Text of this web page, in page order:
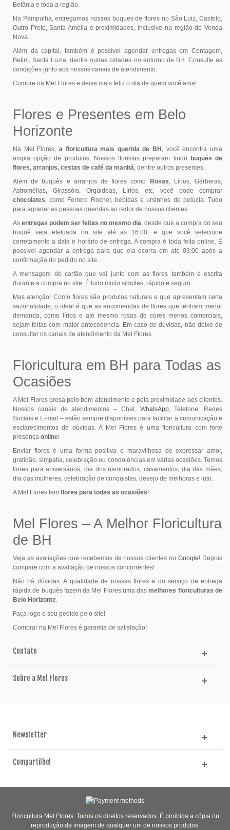
Betânia e toda a região.
Na Pampulha, entregamos nossos buques de flores no São Luiz, Castelo,
Outro Preto, Santa Amélia e proximidades, inclusive na região de Venda
Nova.
Além da capital, também é possível agendar entregas em Contagem,
Betim, Santa Luzia, dentre outras cidades no entorno de BH. Consulte as
condições junto aos nossos canais de atendimento.
Compre na Mel Flores e deixe mais feliz o dia de quem você ama!
Flores e Presentes em Belo
Horizonte
Na Mel Flores, a floricultura mais querida de BH , você encontra uma
ampla opção de produtos. Nossos floristas preparam lindo buquês de
flores, arranjos, cestas de café da manhã , dentre outros presentes.
Além de buquês e arranjos de flores como Rosas , Lírios, Gérberas,
Astromélias, Girassóis, Orqúideas, Lírios, etc, você pode comprar
chocolates , como Ferrero Rocher, bebidas e ursinhos de pelúcia. Tudo
para agradar as pessoas queridas ao redor de nossos clientes.
As entregas podem ser feitas no mesmo dia , desde que a compra do seu
buquê seja efetuada no site até as 16:00, e que você selecione
corretamente a data e horário de entrega. A compra é toda feita online. É
possível agendar a entrega para que ela ocorra em até 03:00 após a
confirmação do pedido no site.
A mensagem do cartão que vai junto com as flores também é escrita
durante a compra no site. É tudo muito simples, rápido e seguro.
Mas atenção! Como flores são produtos naturais e que apresentam certa
sazonalidade, o ideal é que as encomendas de flores que tenham menor
demanda, como lírios e até mesmo rosas de cores menos comerciais,
sejam feitas com maior antecedência. Em caso de dúvidas, não deixe de
consultar os canais de atendimento da Mel Flores.
Floricultura em BH para Todas as
Ocasiões
A Mel Flores presa pelo bom atendimento e pela proximidade aos clientes.
Nossos canais de atendimentos – Chat, WhatsApp, Telefone, Redes
Sociais e E-mail – estão sempre disponíveis para facilitar a comunicação e
esclarecimentos de dúvidas. A Mel Flores é uma floricultura com forte
presença online!
Enviar flores é uma forma positiva e maravilhosa de expressar amor,
gratidão, simpatia, celebração ou condolências em várias ocasiões. Temos
flores para aniversários, dia dos namorados, casamentos, dia das mães,
dia das mulheres, celebração de conquistas, desejo de melhoras e luto.
A Mel Flores tem flores para todas as ocasiões!
Mel Flores – A Melhor Floricultura
de BH
Veja as avaliações que recebemos de nossos clientes noGoogle! Depois
compare com a avaliação de nossos concorrentes!
Não há dúvidas: A qualidade de nossas flores e do serviço de entrega
rápida de buquês fazem da Mel Flores uma dasmelhores floriculturas de
Belo Horizonte
Faça logo o seu pedido pelo site!
Comprar na Mel Flores é garantia de satisfação!
Contato
Sobre a Mel Flores
Newsletter
Compartilhe!
Floricultura Mel Flores. Todos os direitos reservados. É proibida a cópia ou
reprodução da imagem de qualquer um de nossos produtos.